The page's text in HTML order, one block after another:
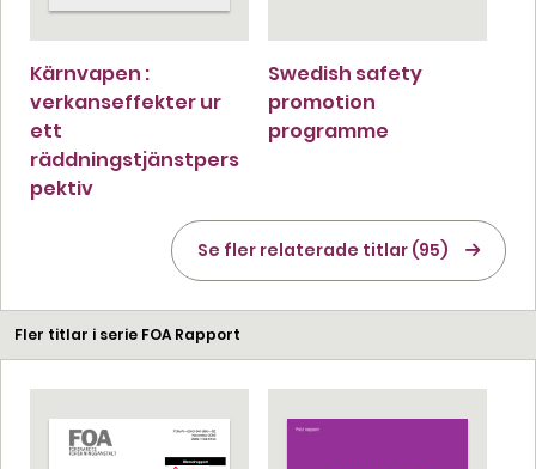
Kärnvapen :
verkanseffekter ur
ett
räddningstjänstpers
pektiv
Swedish safety
promotion
programme
Se fler relaterade titlar (95)
Fler titlar i serie FOA Rapport